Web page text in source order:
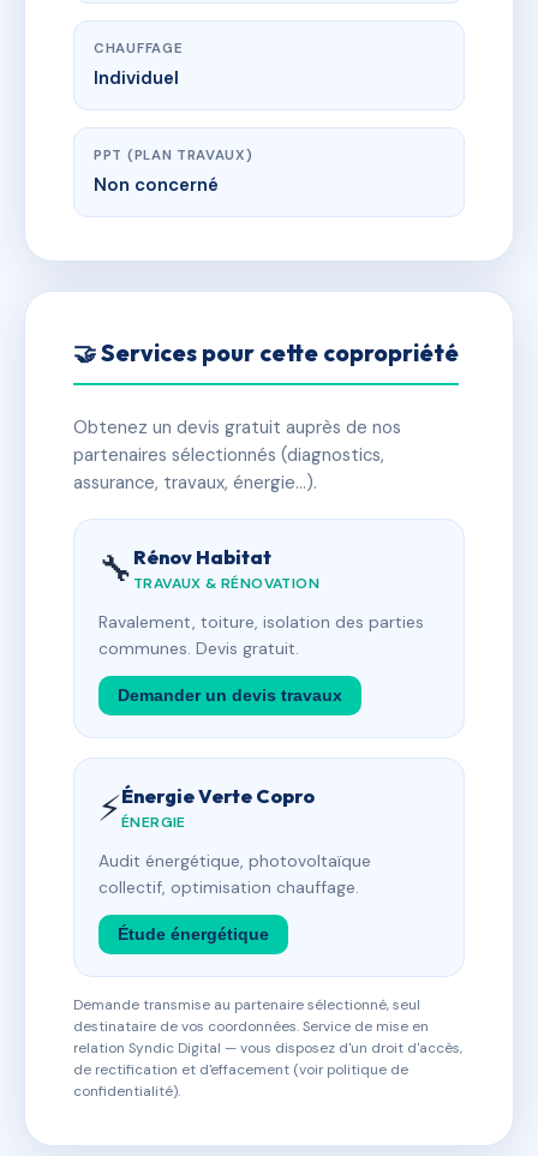
CHAUFFAGE
Individuel
PPT (PLAN TRAVAUX)
Non concerné
🤝 Services pour cette copropriété
Obtenez un devis gratuit auprès de nos
partenaires sélectionnés (diagnostics,
assurance, travaux, énergie…).
🔧 Rénov Habitat
TRAVAUX & RÉNOVATION
Ravalement, toiture, isolation des parties
communes. Devis gratuit.
Demander un devis travaux
⚡Énergie Verte Copro
ÉNERGIE
Audit énergétique, photovoltaïque
collectif, optimisation chauffage.
Étude énergétique
Demande transmise au partenaire sélectionné, seul
destinataire de vos coordonnées. Service de mise en
relation Syndic Digital — vous disposez d'un droit d'accès,
de rectification et d'effacement (voir politique de
confidentialité).